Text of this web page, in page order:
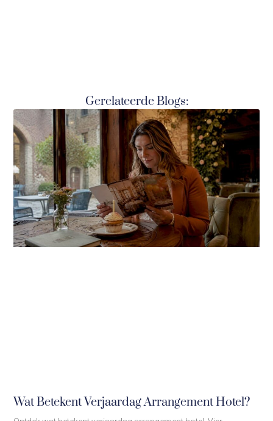
Gerelateerde Blogs:
Wat Betekent Verjaardag Arrangement Hotel?